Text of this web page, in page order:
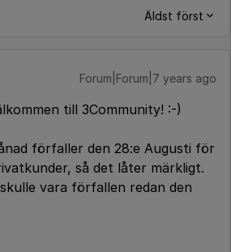
Äldst först
Forum|Forum|7 years ago
till 3Community! :-)
förfaller den 28:e Augusti för
så det låter märkligt.
vara förfallen redan den